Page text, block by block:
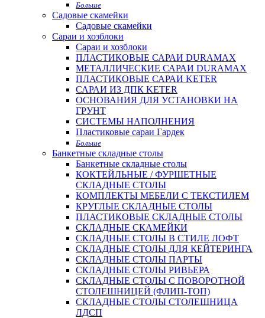
Больше
Садовые скамейки
Садовые скамейки
Сараи и хозблоки
Сараи и хозблоки
ПЛАСТИКОВЫЕ САРАИ DURAMAX
МЕТАЛЛИЧЕСКИЕ САРАИ DURAMAX
ПЛАСТИКОВЫЕ САРАИ KETER
САРАИ ИЗ ДПК KETER
ОСНОВАНИЯ ДЛЯ УСТАНОВКИ НА
ГРУНТ
СИСТЕМЫ НАПОЛНЕНИЯ
Пластиковые сараи Гардек
Больше
Банкетные складные столы
Банкетные складные столы
КОКТЕЙЛЬНЫЕ / ФУРШЕТНЫЕ
СКЛАДНЫЕ СТОЛЫ
КОМПЛЕКТЫ МЕБЕЛИ С ТЕКСТИЛЕМ
КРУГЛЫЕ СКЛАДНЫЕ СТОЛЫ
ПЛАСТИКОВЫЕ СКЛАДНЫЕ СТОЛЫ
СКЛАДНЫЕ СКАМЕЙКИ
СКЛАДНЫЕ СТОЛЫ В СТИЛЕ ЛОФТ
СКЛАДНЫЕ СТОЛЫ ДЛЯ КЕЙТЕРИНГА
СКЛАДНЫЕ СТОЛЫ ПАРТЫ
СКЛАДНЫЕ СТОЛЫ РИВЬЕРА
СКЛАДНЫЕ СТОЛЫ С ПОВОРОТНОЙ
СТОЛЕШНИЦЕЙ (ФЛИП-ТОП)
СКЛАДНЫЕ СТОЛЫ СТОЛЕШНИЦА
ЛДСП